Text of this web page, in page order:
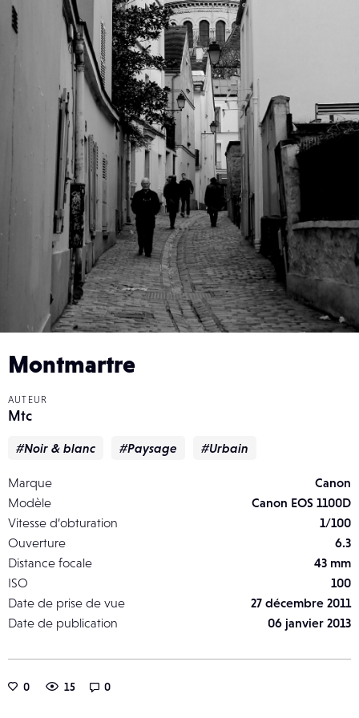
Montmartre
AUTEUR
Mtc
#Noir & blanc #Paysage #Urbain
Marque
Canon
Modèle
Canon EOS 1100D
Vitesse d’obturation
1/100
Ouverture
6.3
Distance focale
43 mm
ISO
100
Date de prise de vue
27 décembre 2011
Date de publication
06 janvier 2013
0 15 0